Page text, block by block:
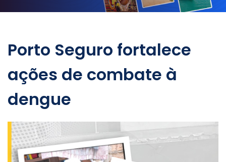
Porto Seguro fortalece
ações de combate à
dengue